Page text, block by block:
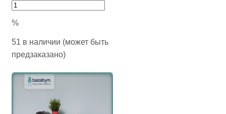
%
51 в наличии (может быть
предзаказано)